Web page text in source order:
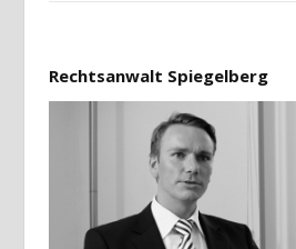
Rechtsanwalt Spiegelberg